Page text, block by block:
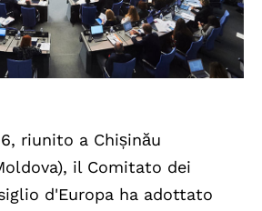
riunito a Chișinău
il Comitato dei
d'Europa ha adottato